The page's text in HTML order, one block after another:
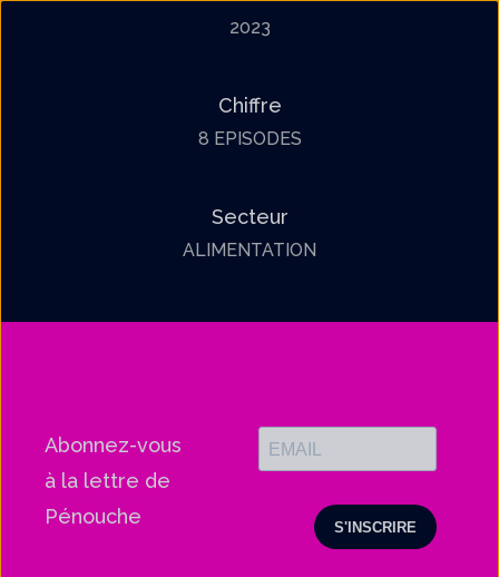
2023
Chiffre
8 EPISODES
Secteur
ALIMENTATION
Abonnez-vous
à la lettre de
Pénouche